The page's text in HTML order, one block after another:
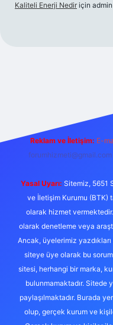
Kaliteli Enerji Nedir için admin
Reklam ve İletişim: E-
forumhizmeti@gmail.com
Yasal Uyarı: Sitemiz, 5651
ve İletişim Kurumu (BTK)
olarak hizmet
olarak denetleme veya
Ancak, üyelerimiz
siteye üye olarak bu
sitesi, herhangi bir marka,
bulunmamaktadır. Sitede
paylaşılmaktadır. Burada
olup, gerçek kurum ve